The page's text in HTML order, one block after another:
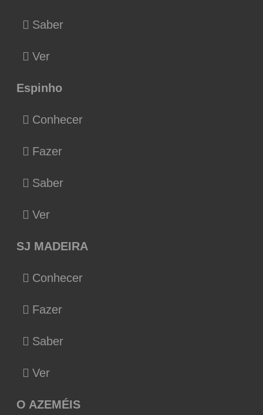
Saber
Ver
Espinho
Conhecer
Fazer
Saber
Ver
SJ MADEIRA
Conhecer
Fazer
Saber
Ver
O AZEMÉIS